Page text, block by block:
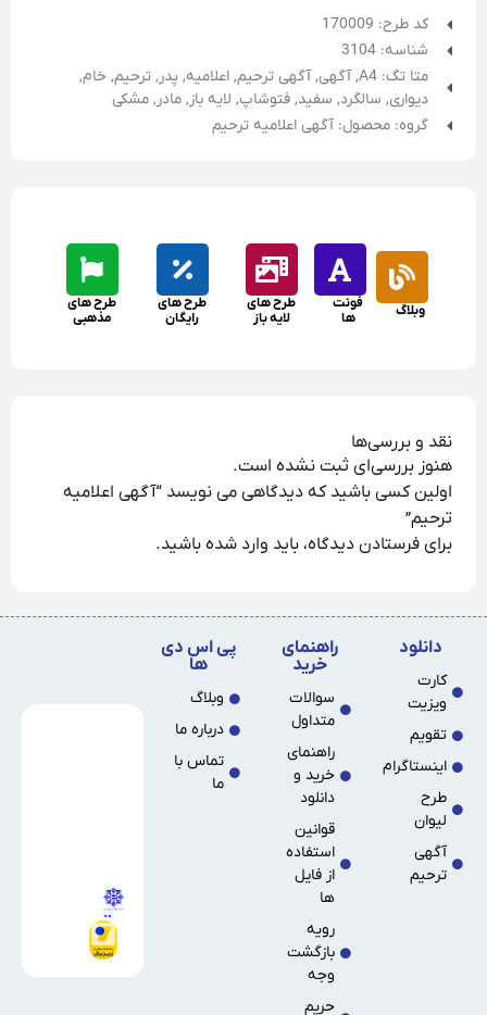
کد طرح: 170009
شناسه: 3104
متا تگ:A4
,آگهی,آگهی ترحیم,اعلامیه,پدر,ترحیم, خام,
دیواری, سالگرد, سفید,فتوشاپ, لایه باز,مادر,مشکی
گروه: محصول: آگهی اعلامیه ترحیم
وبلاگ
فونت
ها
طرح های
لایه باز
طرح های
رایگان
طرح های
مذهبی
نقد و بررسی‌ها
هنوز بررسی‌ای ثبت نشده است.
اولین کسی باشید که دیدگاهی می نویسد “آگهی اعلامیه
ترحیم”
برای فرستادن دیدگاه، باید وارد شده باشید.
دانلود
کارت
ویزیت
تقویم
اینستاگرام
طرح
لیوان
آگهی
ترحیم
راهنمای
خرید
سوالات
متداول
راهنمای
خرید و
دانلود
قوانین
استفاده
از فایل
ها
رویه
بازگشت
وجه
حریم
پی اس دی
ها
وبلاگ
درباره ما
تماس با
ما